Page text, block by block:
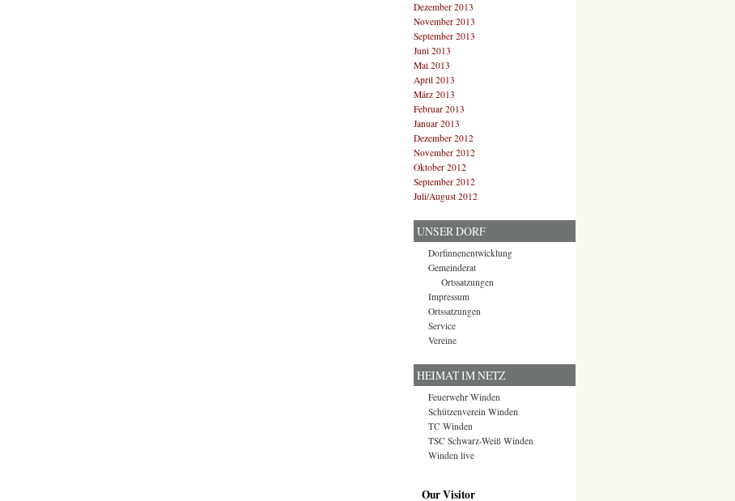
Dezember 2013
November 2013
September 2013
Juni 2013
Mai 2013
April 2013
März 2013
Februar 2013
Januar 2013
Dezember 2012
November 2012
Oktober 2012
September 2012
Juli/August 2012
UNSER DORF
Dorfinnenentwicklung
Gemeinderat
Ortssatzungen
Impressum
Ortssatzungen
Service
Vereine
HEIMAT IM NETZ
Feuerwehr Winden
Schützenverein Winden
TC Winden
TSC Schwarz-Weiß Winden
Winden live
Our Visitor